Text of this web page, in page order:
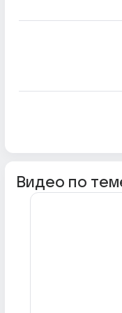
Видео по